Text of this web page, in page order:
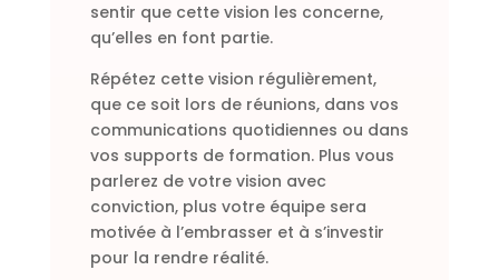
sentir que cette vision les concerne,
qu’elles en font partie.
Répétez cette vision régulièrement,
que ce soit lors de réunions, dans vos
communications quotidiennes ou dans
vos supports de formation. Plus vous
parlerez de votre vision avec
conviction, plus votre équipe sera
motivée à l’embrasser et à s’investir
pour la rendre réalité.